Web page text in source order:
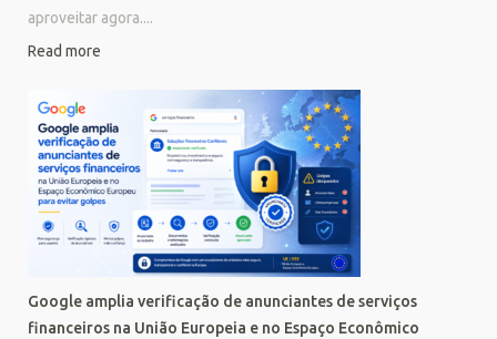
aproveitar agora....
Read more
Google amplia verificação de anunciantes de serviços
financeiros na União Europeia e no Espaço Econômico